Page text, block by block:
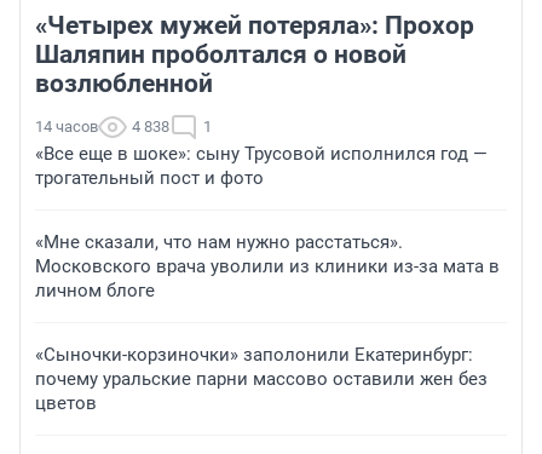
«Четырех мужей потеряла»: Прохор
Шаляпин проболтался о новой
возлюбленной
14 часов 4 838 1
«Все еще в шоке»: сыну Трусовой исполнился год —
трогательный пост и фото
«Мне сказали, что нам нужно расстаться».
Московского врача уволили из клиники из-за мата в
личном блоге
«Сыночки-корзиночки» заполонили Екатеринбург:
почему уральские парни массово оставили жен без
цветов